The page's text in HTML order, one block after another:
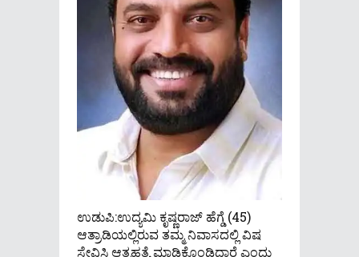
ಉಡುಪಿ:ಉದ್ಯಮಿ ಕೃಷ್ಣರಾಜ್ ಹೆಗ್ಡೆ (45)
ಆತ್ರಾಡಿಯಲ್ಲಿರುವ ತಮ್ಮ ನಿವಾಸದಲ್ಲಿ ವಿಷ
ಸೇವಿಸಿ ಆತ್ಮಹತ್ಯೆ ಮಾಡಿಕೊಂಡಿದ್ದಾರೆ ಎಂದು